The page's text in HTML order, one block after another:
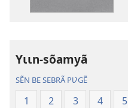
Yɩɩn-sõamyã
SẼN BE SEBRÃ PƲGẼ
1 2 3 4 5